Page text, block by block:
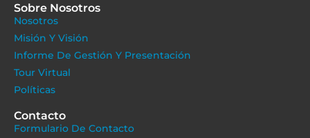
Sobre Nosotros
Nosotros
Misión Y Visión
Informe De Gestión Y Presentación
Tour Virtual
Políticas
Contacto
Formulario De Contacto